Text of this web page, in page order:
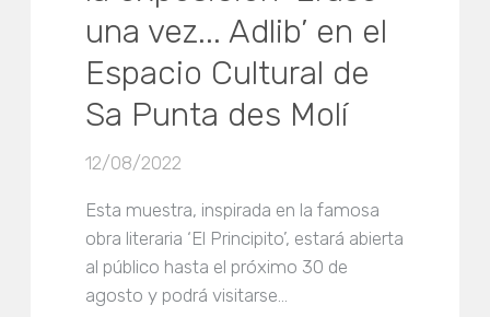
una vez... Adlib’ en el
Espacio Cultural de
Sa Punta des Molí
12/08/2022
Esta muestra, inspirada en la famosa
obra literaria ‘El Principito’, estará abierta
al público hasta el próximo 30 de
agosto y podrá visitarse…